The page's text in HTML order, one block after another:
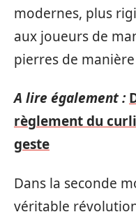
modernes, plus
aux joueurs de
pierres de
A lire également :
règlement du
geste
Dans la seconde
véritable